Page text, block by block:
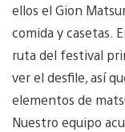
ellos el Gion
comida y casetas.
ruta del festival
ver el desfile, así
elementos de
Nuestro equipo